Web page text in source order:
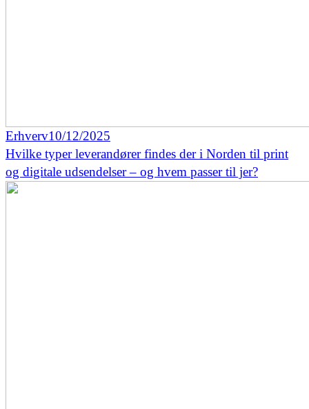
Erhverv10/12/2025
Hvilke typer leverandører findes der i Norden til print
og digitale udsendelser – og hvem passer til jer?